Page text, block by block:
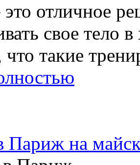
отличное
свое тело
что такие
Париж на